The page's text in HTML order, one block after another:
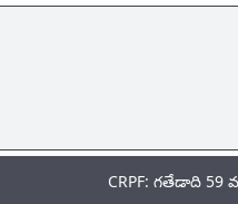
CRPF: గతేడాది 59 మంది